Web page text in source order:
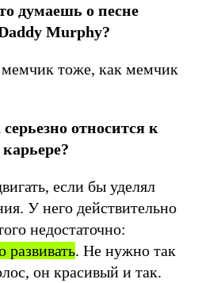
думаешь о песне
Murphy?
тоже, как мемчик
относится к
если бы уделял
У него действительно
недостаточно:
развивать. Не нужно так
он красивый и так.